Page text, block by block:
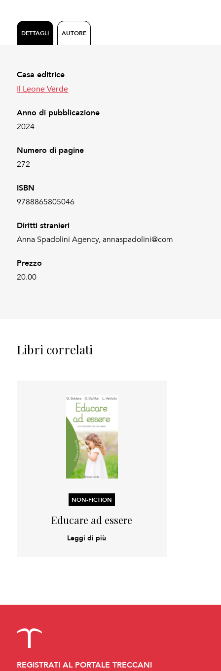
DETTAGLI AUTORE
Casa editrice
Il Leone Verde
Anno di pubblicazione
2024
Numero di pagine
272
ISBN
9788865805046
Diritti stranieri
Anna Spadolini Agency, annaspadolini@com
Prezzo
20.00
Libri correlati
NON-FICTION
Educare ad essere
Leggi di più
REGISTRATI AL PORTALE TRECCANI